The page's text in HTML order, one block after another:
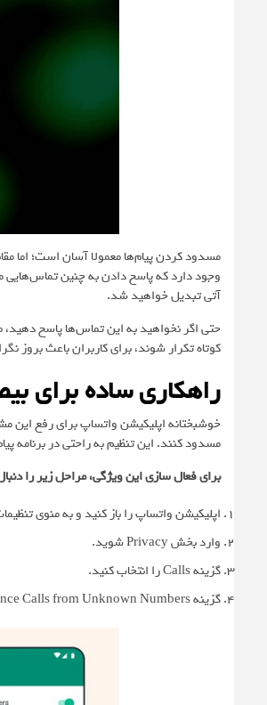
مسدود کردن پیام‌ها معمولا آسان است؛ اما
وجود دارد که پاسخ دادن به چنین
آتی تبدیل خواهید شد.
حتی اگر نخواهید به این تماس‌ها پاسخ
کوتاه تکرار شوند، برای کاربران باعث بروز
راهکاری ساده برای
خوشبختانه اپلیکیشن واتساپ برای رفع این
مسدود کنند. این تنظیم به راحتی در برنامه
برای فعال سازی این ویژگی، مراحل زیر را
اپلیکیشن واتساپ را باز کنید و به منوی
وارد بخش Privacy شوید.
گزینه Calls را انتخاب کنید.
گزینه Silence Calls from Unknown Numbers را پیدا و غیر فعال کنید.